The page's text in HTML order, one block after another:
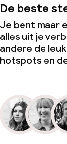
De beste
Je bent maar
alles uit je
andere de
hotspots en